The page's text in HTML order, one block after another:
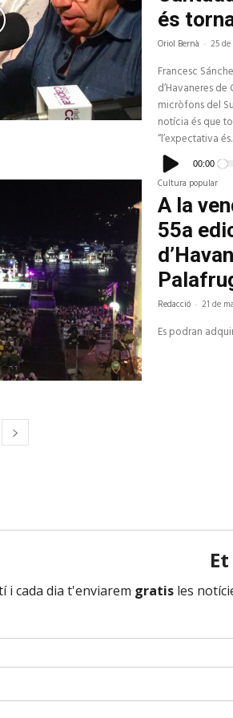
és
Oriol Bernà - 25
Francesc
d’Havaneres
micròfons del
notícia és que torna a la
“l’expectativa
Reproductor
d'àudio00:00
Cultura popular
A la
55a
Redacció - 21 de
Es podran